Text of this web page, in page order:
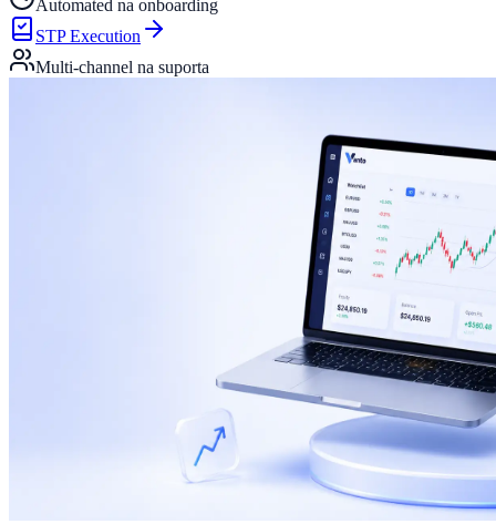
Automated na onboarding
STP Execution
Multi-channel na suporta